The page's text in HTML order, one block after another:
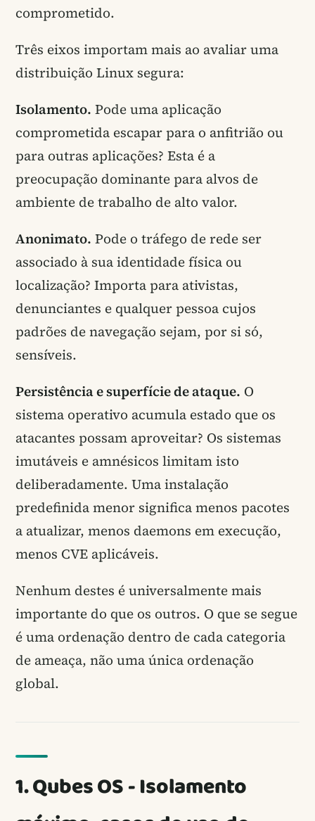
comprometido.
Três eixos importam mais ao avaliar uma
distribuição Linux segura:
Isolamento. Pode uma aplicação
comprometida escapar para o anfitrião ou
para outras aplicações? Esta é a
preocupação dominante para alvos de
ambiente de trabalho de alto valor.
Anonimato. Pode o tráfego de rede ser
associado à sua identidade física ou
localização? Importa para ativistas,
denunciantes e qualquer pessoa cujos
padrões de navegação sejam, por si só,
sensíveis.
Persistência e superfície de ataque. O
sistema operativo acumula estado que os
atacantes possam aproveitar? Os sistemas
imutáveis e amnésicos limitam isto
deliberadamente. Uma instalação
predefinida menor significa menos pacotes
a atualizar, menos daemons em execução,
menos CVE aplicáveis.
Nenhum destes é universalmente mais
importante do que os outros. O que se segue
é uma ordenação dentro de cada categoria
de ameaça, não uma única ordenação
global.
1. Qubes OS - Isolamento